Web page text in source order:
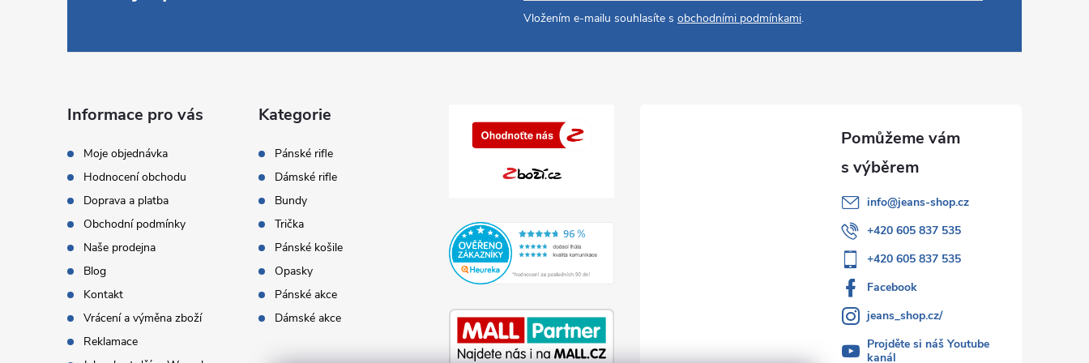
Vložením e-mailu souhlasíte s obchodními podmínkami.
Informace pro vás
Moje objednávka
Hodnocení obchodu
Doprava a platba
Obchodní podmínky
Naše prodejna
Blog
Kontakt
Vrácení a výměna zboží
Reklamace
Kategorie
Pánské rifle
Dámské rifle
Bundy
Trička
Pánské košile
Opasky
Pánské akce
Dámské akce
info@jeans-shop.cz
+420 605 837 535
+420 605 837 535
Facebook
jeans_shop.cz/
Projděte si náš Youtube
kanál